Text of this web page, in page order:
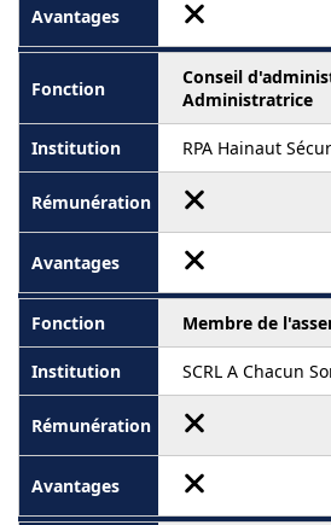
Conseil
Administratrice
RPA Hainaut
Membre de
SCRL A Chacun